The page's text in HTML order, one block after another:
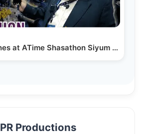
Behind the Scenes at ATime Shasathon Siyum Hashas In…
PR Productions